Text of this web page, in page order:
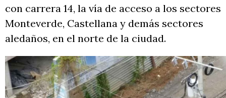
con carrera 14, la vía de acceso a los sectores
Monteverde, Castellana y demás sectores
aledaños, en el norte de la ciudad.